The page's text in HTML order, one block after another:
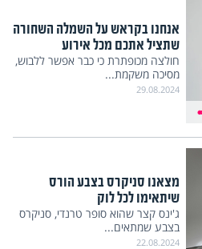
אנחנו בקראש על השמלה השחורה
שתציל אתכם מכל אירוע
חולצה מכופתרת כי כבר אפשר ללבוש,
מסיכה משקמת...
29.08.2024
מצאנו סניקרס בצבע הורס
שיתאימו לכל לוק
ג'ינס קצר שהוא סופר טרנדי, סניקרס
בצבע שמתאים...
22.08.2024